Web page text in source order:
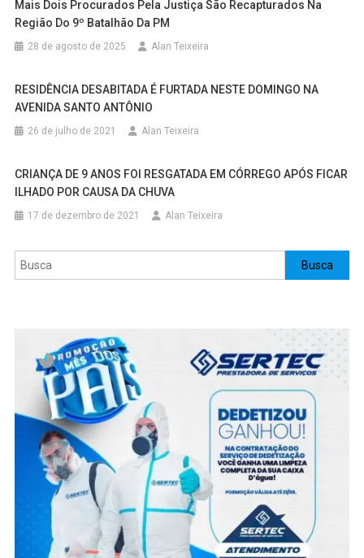
Mais Dois Procurados Pela Justiça São Recapturados Na
Região Do 9º Batalhão Da PM
28 de agosto de 2025 Alan Teixeira
RESIDÊNCIA DESABITADA É FURTADA NESTE DOMINGO NA
AVENIDA SANTO ANTÔNIO
26 de julho de 2021 Alan Teixeira
CRIANÇA DE 9 ANOS FOI RESGATADA EM CÓRREGO APÓS FICAR
ILHADO POR CAUSA DA CHUVA
17 de dezembro de 2021 Alan Teixeira
Pesquisar Busca